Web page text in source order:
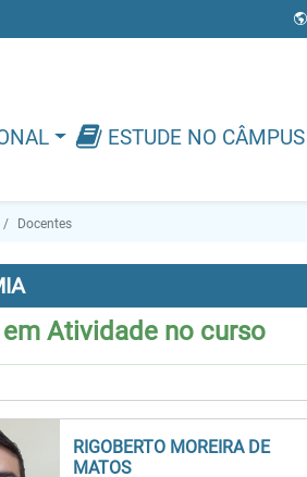
ESTUDE NO
Docentes
em Atividade no curso
RIGOBERTO MOREIRA DE
MATOS